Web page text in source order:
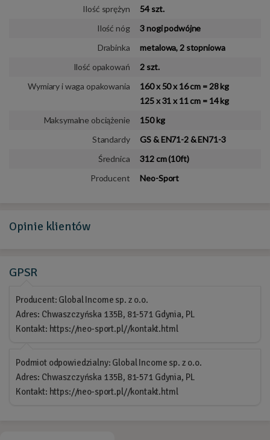
Ilość sprężyn
54 szt.
Ilość nóg
3 nogi podwójne
Drabinka
metalowa, 2 stopniowa
Ilość opakowań
2 szt.
Wymiary i waga opakowania
160 x 50 x 16 cm = 28 kg
125 x 31 x 11 cm = 14 kg
Maksymalne obciążenie
150 kg
Standardy
GS & EN71-2 & EN71-3
Średnica
312 cm (10ft)
Producent
Neo-Sport
Opinie klientów
GPSR
Producent: Global Income sp. z o.o.
Adres: Chwaszczyńska 135B, 81-571 Gdynia, PL
Kontakt: https://neo-sport.pl//kontakt.html
Podmiot odpowiedzialny: Global Income sp. z o.o.
Adres: Chwaszczyńska 135B, 81-571 Gdynia, PL
Kontakt: https://neo-sport.pl//kontakt.html